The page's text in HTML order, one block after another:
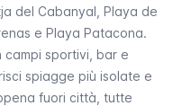
del Cabanyal, Playa de
e Playa Patacona.
sportivi, bar e
spiagge più isolate e
fuori città, tutte